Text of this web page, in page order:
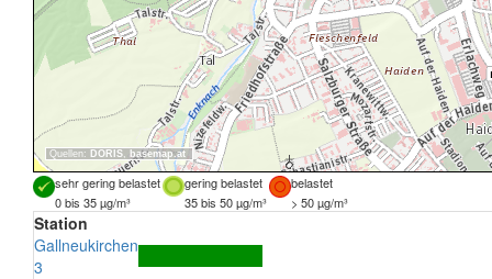
Quellen: DORIS, basemap.at
sehr gering belastet gering belastet
belastet
0 bis 35 µg/m³
35 bis 50 µg/m³ > 50 µg/m³
Station
Gallneukirchen
3